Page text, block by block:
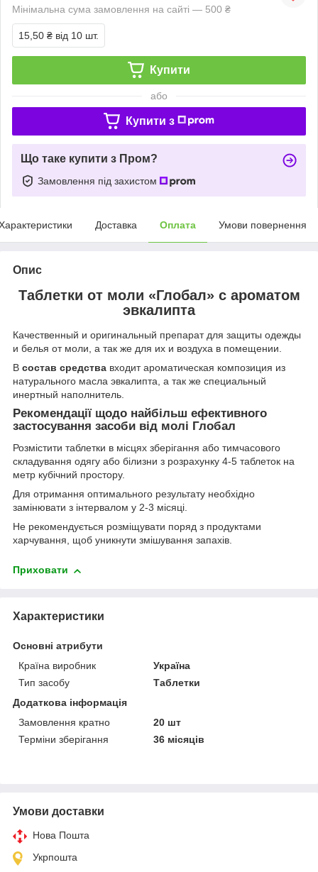
Мінімальна сума замовлення на сайті — 500 ₴
15,50 ₴ від 10 шт.
Купити
або
Купити з
Що таке купити з Пром?
Замовлення під захистом
Доставка Оплата Умови повернення
Опис
Таблетки от моли «Глобал» с ароматом
эвкалипта
Качественный и оригинальный препарат для защиты одежды
и белья от моли, а так же для их и воздуха в помещении.
В состав средства входит ароматическая композиция из
натурального масла эвкалипта, а так же специальный
инертный наполнитель.
Рекомендації щодо найбільш ефективного
застосування засоби від молі Глобал
Розмістити таблетки в місцях зберігання або тимчасового
складування одягу або білизни з розрахунку 4-5 таблеток на
метр кубічний простору.
Для отримання оптимального результату необхідно
замінювати з інтервалом у 2-3 місяці.
Не рекомендується розміщувати поряд з продуктами
харчування, щоб уникнути змішування запахів.
Приховати
Характеристики
Основні атрибути
Країна виробник
Україна
Тип засобу
Таблетки
Додаткова інформація
Замовлення кратно
20 шт
Терміни зберігання
36 місяців
Умови доставки
Нова Пошта
Укрпошта